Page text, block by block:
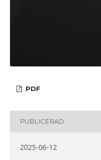
PDF
PUBLICERAD
2025-06-12